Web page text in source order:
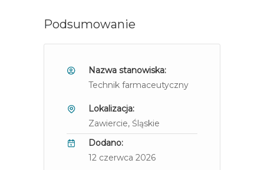
Podsumowanie
Nazwa stanowiska:
Technik farmaceutyczny
Lokalizacja:
Zawiercie, Śląskie
Dodano:
12 czerwca 2026